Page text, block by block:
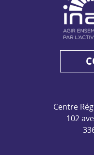
Centre
102